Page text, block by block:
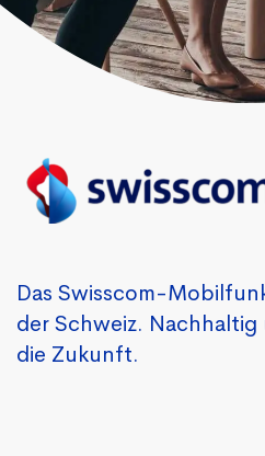
Das Swisscom-
der Schweiz.
die Zukunft.